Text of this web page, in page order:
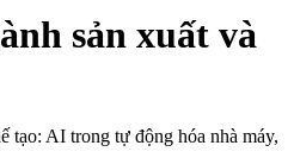
sản xuất và
tạo: AI trong tự động hóa nhà máy,